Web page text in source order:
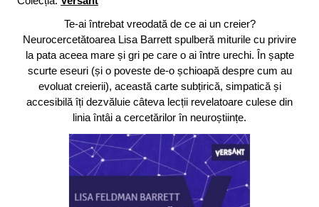
Te-ai întrebat vreodată de ce ai un creier?
Neurocercetătoarea Lisa Barrett spulberă miturile cu privire
la pata aceea mare și gri pe care o ai între urechi. În șapte
scurte eseuri (și o poveste de-o șchioapă despre cum au
evoluat creierii), această carte subțirică, simpatică și
accesibilă îți dezvăluie câteva lecții revelatoare culese din
linia întâi a cercetărilor în neuroștiințe.